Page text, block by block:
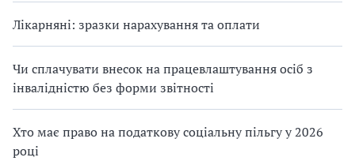
Лікарняні: зразки нарахування та оплати
Чи сплачувати внесок на працевлаштування осіб з
інвалідністю без форми звітності
Хто має право на податкову соціальну пільгу у 2026
році